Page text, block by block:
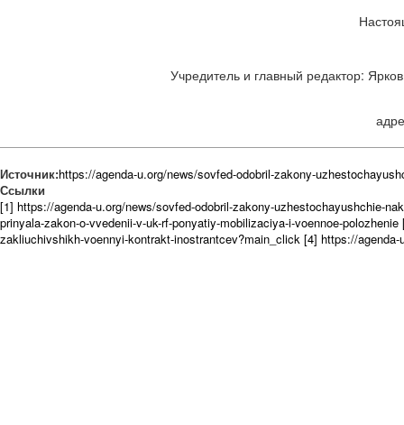
Учредитель и главный редактор:
Источник:https://agenda-u.org/news/sovfed-odobril-zakony-
Ссылки
[1] https://agenda-u.org/news/sovfed-odobril-zakony-uzhestochayushchie-
prinyala-zakon-o-vvedenii-v-uk-rf-ponyatiy-mobilizaciya-i-voennoe-polozhenie
zakliuchivshikh-voennyi-kontrakt-inostrantcev?main_click [4] https://agenda-